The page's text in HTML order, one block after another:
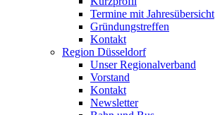
Termine mit Jahresübersicht
Gründungstreffen
Kontakt
Region Düsseldorf
Unser Regionalverband
Vorstand
Kontakt
Newsletter